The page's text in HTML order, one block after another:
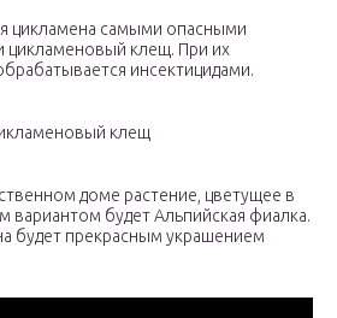
цикламена самыми опасными
цикламеновый клещ. При их
инсектицидами.
клещ
доме растение, цветущее в
вариантом будет Альпийская фиалка.
будет прекрасным украшением